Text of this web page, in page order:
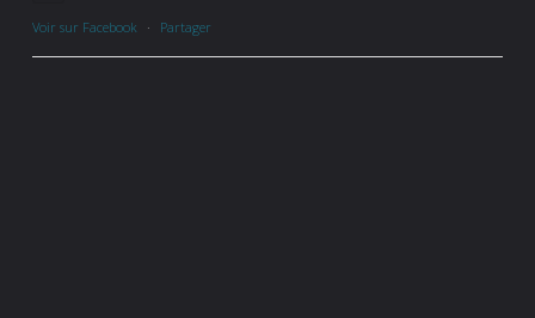
Voir sur Facebook · Partager